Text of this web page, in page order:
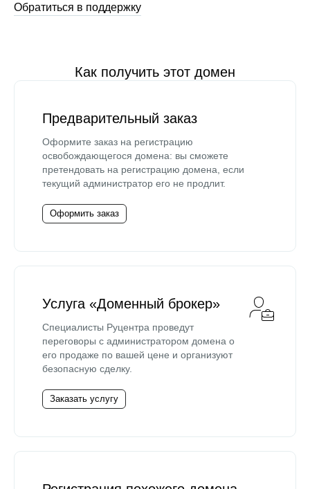
Обратиться в поддержку
Как получить этот домен
Предварительный заказ
Оформите заказ на регистрацию
освобождающегося домена: вы сможете
претендовать на регистрацию домена, если
текущий администратор его не продлит.
Оформить заказ
Услуга «Доменный брокер»
Специалисты Руцентра проведут
переговоры с администратором домена о
его продаже по вашей цене и организуют
безопасную сделку.
Заказать услугу